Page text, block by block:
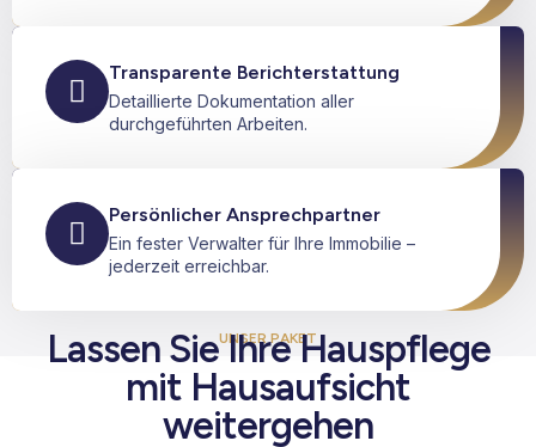
Transparente Berichterstattung
Detaillierte Dokumentation aller
durchgeführten Arbeiten.
Persönlicher Ansprechpartner
Ein fester Verwalter für Ihre Immobilie –
jederzeit erreichbar.
UNSER PAKET
Lassen Sie Ihre Hauspflege
mit Hausaufsicht
weitergehen